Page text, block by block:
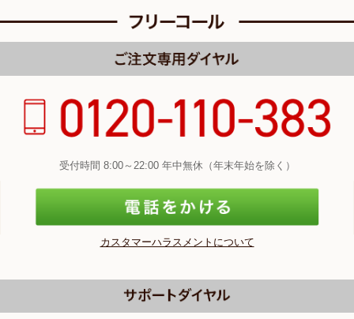
受付時間 8:00～22:00 年中無休（年末年始を除く）
カスタマーハラスメントについて